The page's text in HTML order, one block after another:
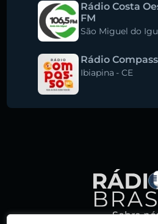
Rádio Costa
FM
São Miguel do
Rádio
Ibiapina - CE
Sobre